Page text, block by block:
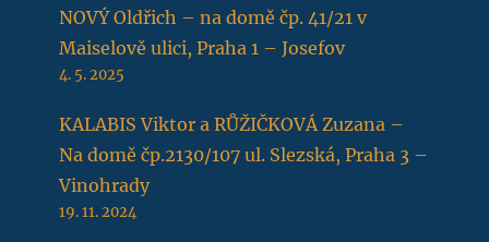
NOVÝ Oldřich – na domě čp. 41/21 v
Maiselově ulici, Praha 1 – Josefov
4. 5. 2025
KALABIS Viktor a RŮŽIČKOVÁ Zuzana –
Na domě čp.2130/107 ul. Slezská, Praha 3 –
Vinohrady
19. 11. 2024